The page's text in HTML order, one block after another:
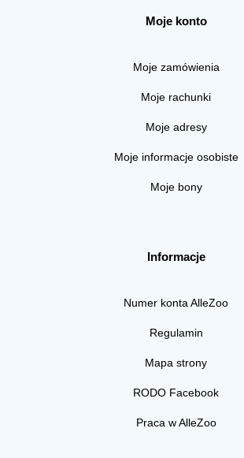
Moje konto
Moje zamówienia
Moje rachunki
Moje adresy
Moje informacje osobiste
Moje bony
Informacje
Numer konta AlleZoo
Regulamin
Mapa strony
RODO Facebook
Praca w AlleZoo